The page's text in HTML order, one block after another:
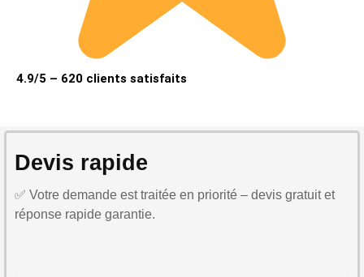
4.9/5 – 620 clients satisfaits
Devis rapide
✅ Votre demande est traitée en priorité – devis gratuit et
réponse rapide garantie.